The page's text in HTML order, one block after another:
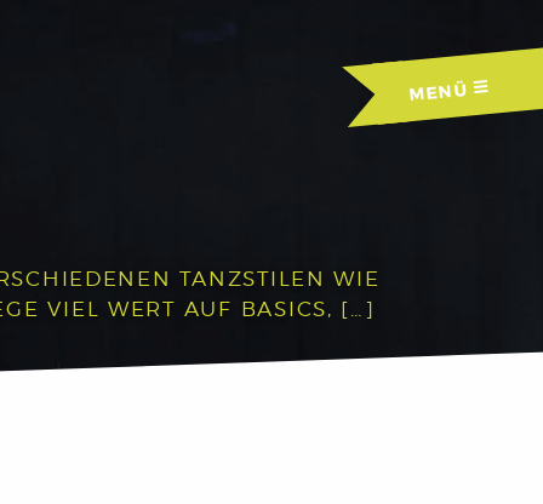
MENÜ
TANZSTILEN WIE
VIEL WERT AUF BASICS, […]